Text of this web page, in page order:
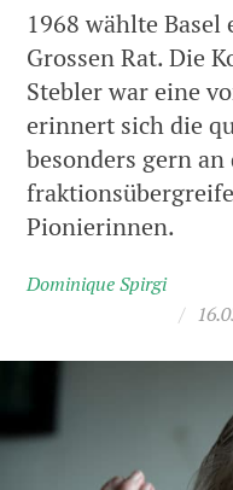
1968 wählte
Grossen Rat. Die
Stebler war eine
erinnert sich die
besonders gern an
Pionierinnen.
Dominique Spirgi
/